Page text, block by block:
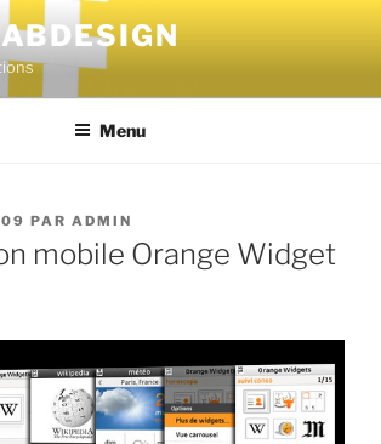
Menu
PAR ADMIN
mobile Orange Widget